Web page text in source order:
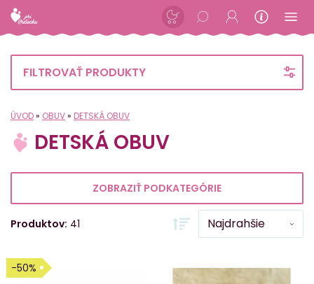
FILTROVAŤ PRODUKTY
ÚVOD» OBUV» DETSKÁ OBUV
DETSKÁ OBUV
ZOBRAZIŤ PODKATEGÓRIE
Produktov: 41
-50%